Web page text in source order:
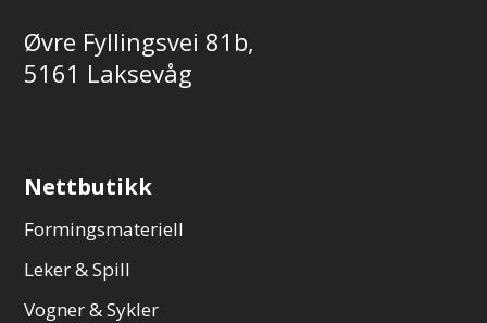
Øvre Fyllingsvei 81b,
5161 Laksevåg
Nettbutikk
Formingsmateriell
Leker & Spill
Vogner & Sykler